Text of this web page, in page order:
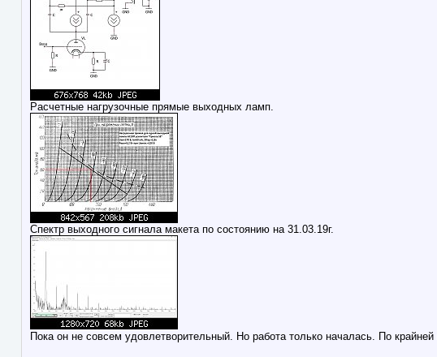
Расчетные нагрузочные прямые выходных ламп.
Спектр выходного сигнала макета по состоянию на 31.03.19г.
Пока он не совсем удовлетворительный. Но работа только началась. По